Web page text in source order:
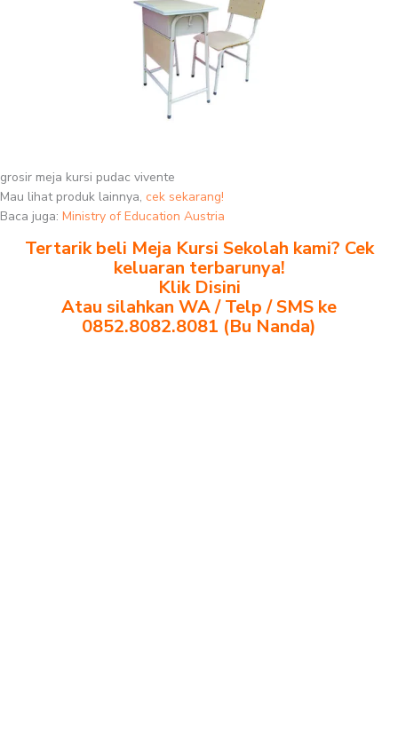
grosir meja kursi pudac vivente
Mau lihat produk lainnya, cek sekarang!
Baca juga: Ministry of Education Austria
Tertarik beli Meja Kursi Sekolah kami? Cek
keluaran terbarunya!
Klik Disini
Atau silahkan WA / Telp / SMS ke
0852.8082.8081 (Bu Nanda)